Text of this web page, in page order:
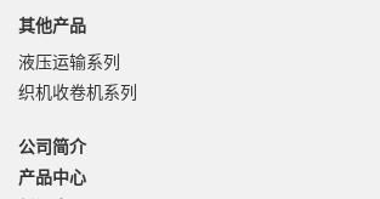
其他产品
液压运输系列
织机收卷机系列
公司简介
产品中心